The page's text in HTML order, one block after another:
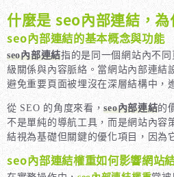
什麼是 seo內部連結，
seo內部連結的基本概念與功能
seo內部連結指的是同一個網站內不
級關係與內容脈絡。當網站內部連結
避免重要頁面被埋沒在深層結構中，
從 SEO 的角度來看，seo內部連結的
不是單純的導航工具，而是網站內容
結視為基礎但關鍵的優化項目，因為
seo內部連結權重如何影響網站